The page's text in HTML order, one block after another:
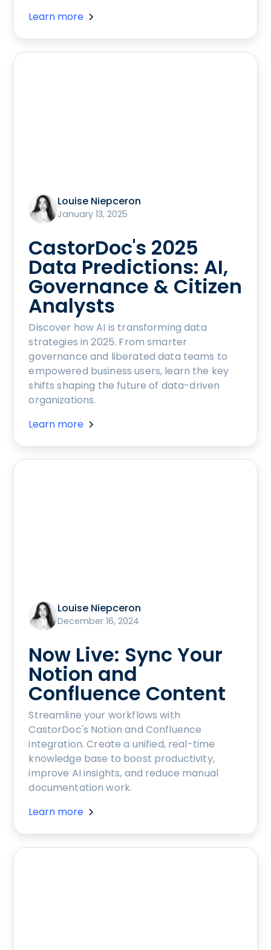
Learn more
Louise Niepceron
January 13, 2025
CastorDoc's 2025
Data Predictions: AI,
Governance & Citizen
Analysts
Discover how AI is transforming data
strategies in 2025. From smarter
governance and liberated data teams to
empowered business users, learn the key
shifts shaping the future of data-driven
organizations.
Learn more
Louise Niepceron
December 16, 2024
Now Live: Sync Your
Notion and
Confluence Content
Streamline your workflows with
CastorDoc's Notion and Confluence
integration. Create a unified, real-time
knowledge base to boost productivity,
improve AI insights, and reduce manual
documentation work.
Learn more